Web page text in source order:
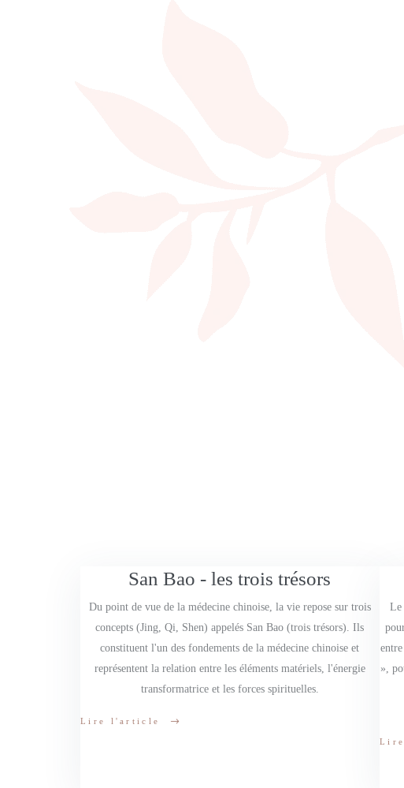
San Bao - les trois trésors
Du point de vue de la médecine chinoise, la vie repose sur trois
concepts (Jing, Qi, Shen) appelés San Bao (trois trésors). Ils
constituent l'un des fondements de la médecine chinoise et
représentent la relation entre les éléments matériels, l'énergie
transformatrice et les forces spirituelles.
Lire l'article
Le
»,